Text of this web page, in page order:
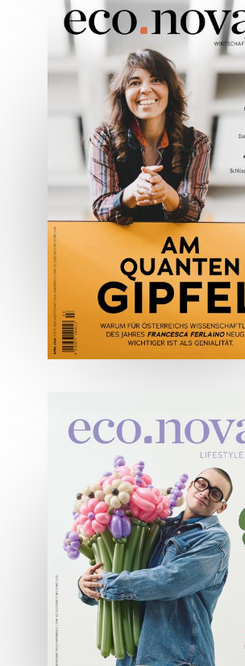
05/2026
Spezial:
Lifestyle Mai
JETZT BESTELLEN
ONLINE LESEN
04/2026
Wirtschaftsausgabe
JETZT BESTELLEN
ONLINE LESEN